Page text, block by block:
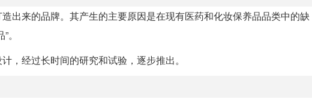
出来的品牌。其产生的主要原因是在现有医药和化妆保养品品类中的缺
，经过长时间的研究和试验，逐步推出。